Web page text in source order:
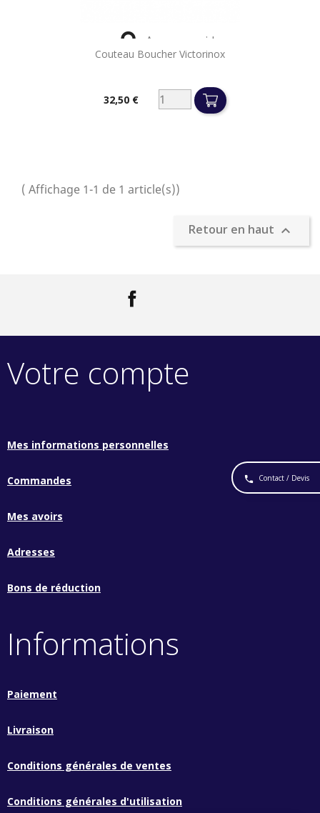
phone Contact / Devis
Couteau Boucher Victorinox
32,50 €
 Aperçu rapide
( Affichage 1-1 de 1 article(s))
Retour en haut 
Votre compte
Mes informations personnelles
Commandes
Mes avoirs
Adresses
Bons de réduction
Informations
Paiement
Livraison
Conditions générales de ventes
Conditions générales d'utilisation